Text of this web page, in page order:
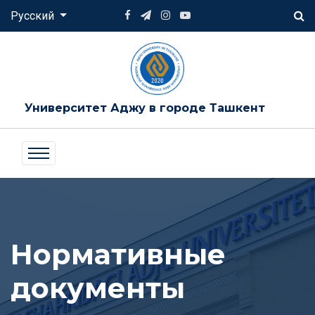
Русский
Университет Аджу в городе Ташкент
Нормативные
документы